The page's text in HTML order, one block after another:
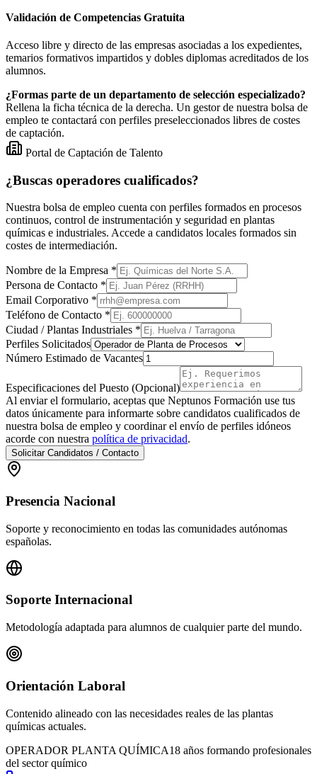
Validación de Competencias Gratuita
Acceso libre y directo de las empresas asociadas a los expedientes,
temarios formativos impartidos y dobles diplomas acreditados de los
alumnos.
¿Formas parte de un departamento de selección especializado?
Rellena la ficha técnica de la derecha. Un gestor de nuestra bolsa de
empleo te contactará con perfiles preseleccionados libres de costes
de captación.
Portal de Captación de Talento
¿Buscas operadores cualificados?
Nuestra bolsa de empleo cuenta con perfiles formados en procesos
continuos, control de instrumentación y seguridad en plantas
químicas e industriales. Accede a candidatos locales formados sin
costes de intermediación.
Nombre de la Empresa *
Persona de Contacto *
Email Corporativo *
Teléfono de Contacto *
Ciudad / Plantas Industriales *
Perfiles Solicitados
Número Estimado de Vacantes
Especificaciones del Puesto (Opcional)
Al enviar el formulario, aceptas que Neptunos Formación use tus
datos únicamente para informarte sobre candidatos cualificados de
nuestra bolsa de empleo y coordinar el envío de perfiles idóneos
acorde con nuestra política de privacidad.
Solicitar Candidatos / Contacto
Presencia Nacional
Soporte y reconocimiento en todas las comunidades autónomas
españolas.
Soporte Internacional
Metodología adaptada para alumnos de cualquier parte del mundo.
Orientación Laboral
Contenido alineado con las necesidades reales de las plantas
químicas actuales.
OPERADOR PLANTA QUÍMICA18 años formando profesionales
del sector químico